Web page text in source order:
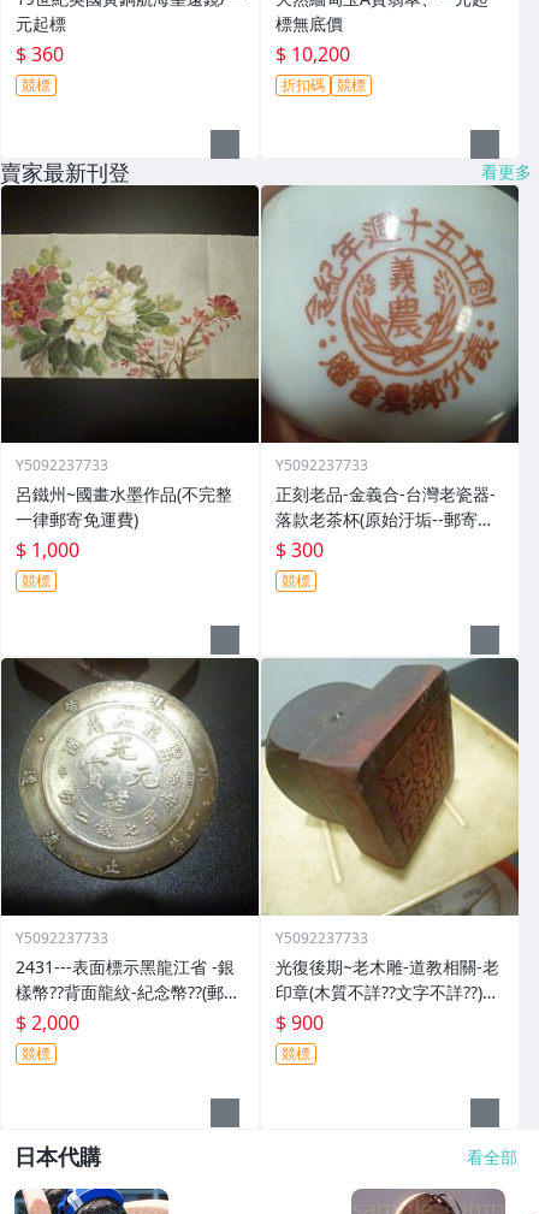
元起標
$ 360
競標
標無底價
$ 10,200
折扣碼 競標
賣家最新刊登 看更多
Y5092237733
呂鐵州~國畫水墨作品(不完整
一律郵寄免運費)
$ 1,000
競標
Y5092237733
正刻老品-金義合-台灣老瓷器-
落款老茶杯(原始汙垢--郵寄免
運費)
$ 300
競標
Y5092237733
2431---表面標示黑龍江省 -銀
樣幣??背面龍紋-紀念幣??(郵寄
免運費)
$ 2,000
競標
Y5092237733
光復後期~老木雕-道教相關-老
印章(木質不詳??文字不詳??)歷
史民俗文物??(郵寄免運費)
$ 900
競標
日本代購 看全部